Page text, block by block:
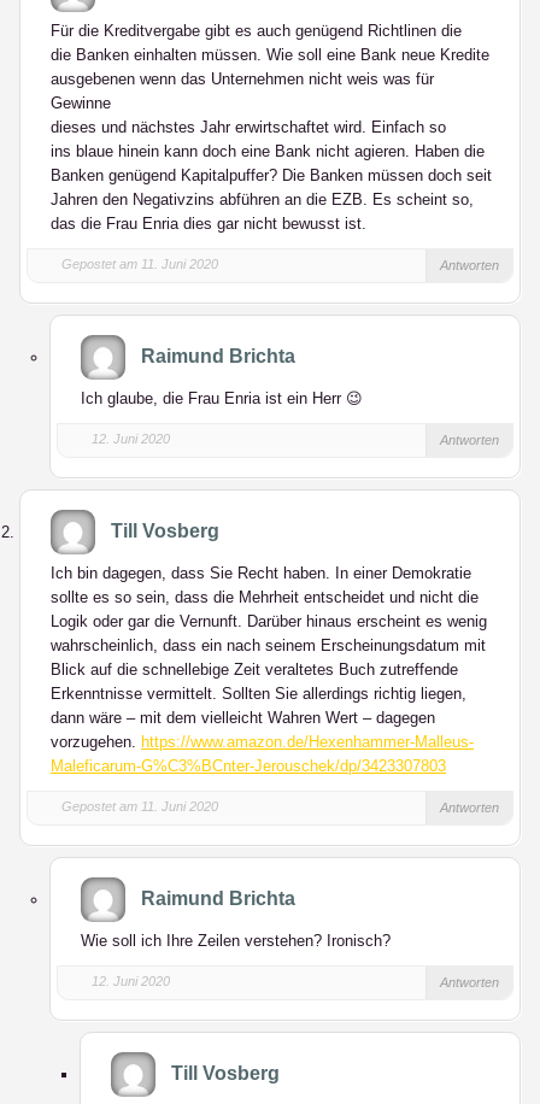
Für die Kreditvergabe gibt es auch genügend Richtlinen die
die Banken einhalten müssen. Wie soll eine Bank neue Kredite
ausgebenen wenn das Unternehmen nicht weis was für
Gewinne
dieses und nächstes Jahr erwirtschaftet wird. Einfach so
ins blaue hinein kann doch eine Bank nicht agieren. Haben die
Banken genügend Kapitalpuffer? Die Banken müssen doch seit
Jahren den Negativzins abführen an die EZB. Es scheint so,
das die Frau Enria dies gar nicht bewusst ist.
Gepostet am 11. Juni 2020 Antworten
Raimund Brichta
Ich glaube, die Frau Enria ist ein Herr 😉
12. Juni 2020 Antworten
Till Vosberg
Ich bin dagegen, dass Sie Recht haben. In einer Demokratie
sollte es so sein, dass die Mehrheit entscheidet und nicht die
Logik oder gar die Vernunft. Darüber hinaus erscheint es wenig
wahrscheinlich, dass ein nach seinem Erscheinungsdatum mit
Blick auf die schnellebige Zeit veraltetes Buch zutreffende
Erkenntnisse vermittelt. Sollten Sie allerdings richtig liegen,
dann wäre – mit dem vielleicht Wahren Wert – dagegen
vorzugehen. https://www.amazon.de/Hexenhammer-Malleus-
Maleficarum-G%C3%BCnter-Jerouschek/dp/3423307803
Gepostet am 11. Juni 2020 Antworten
Raimund Brichta
Wie soll ich Ihre Zeilen verstehen? Ironisch?
12. Juni 2020 Antworten
Till Vosberg